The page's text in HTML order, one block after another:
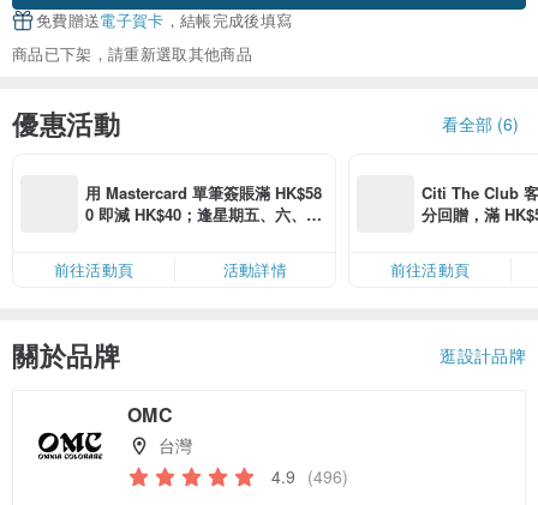
免費贈送電子賀卡 ，結帳完成後填寫
商品已下架，請重新選取其他商品
優惠活動 看全部 (6)
用 Mastercard 單筆簽賬滿 HK$58
0 即減 HK$40；逢星期五、六、日
限，額滿即止，僅限「常用信用
卡」結帳）
前往活動頁 活動詳情
Citi The Club
分回贈，滿
前往活動頁
關於品牌 逛設計品牌
OMC
台灣
4.9 (496)